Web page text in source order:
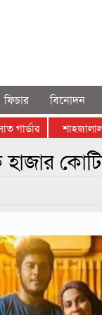
ফিচার বিনোদন
শাহজালাল
কোটি